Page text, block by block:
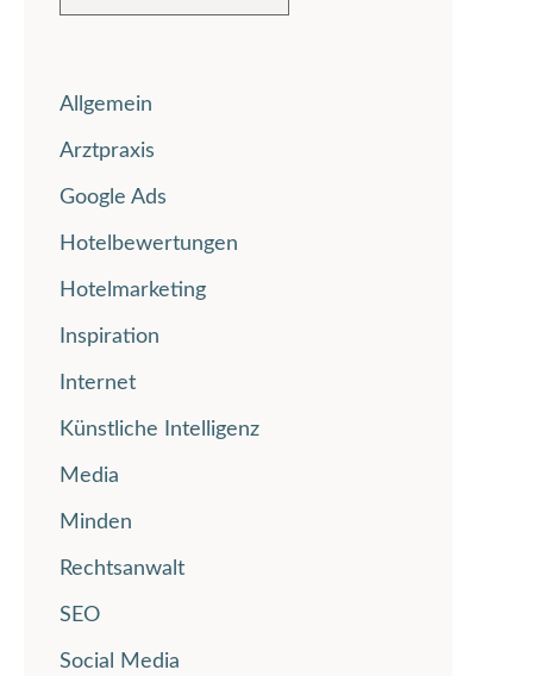
Allgemein
Arztpraxis
Google Ads
Hotelbewertungen
Hotelmarketing
Inspiration
Internet
Künstliche Intelligenz
Media
Minden
Rechtsanwalt
SEO
Social Media